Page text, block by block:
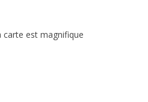
carte est magnifique